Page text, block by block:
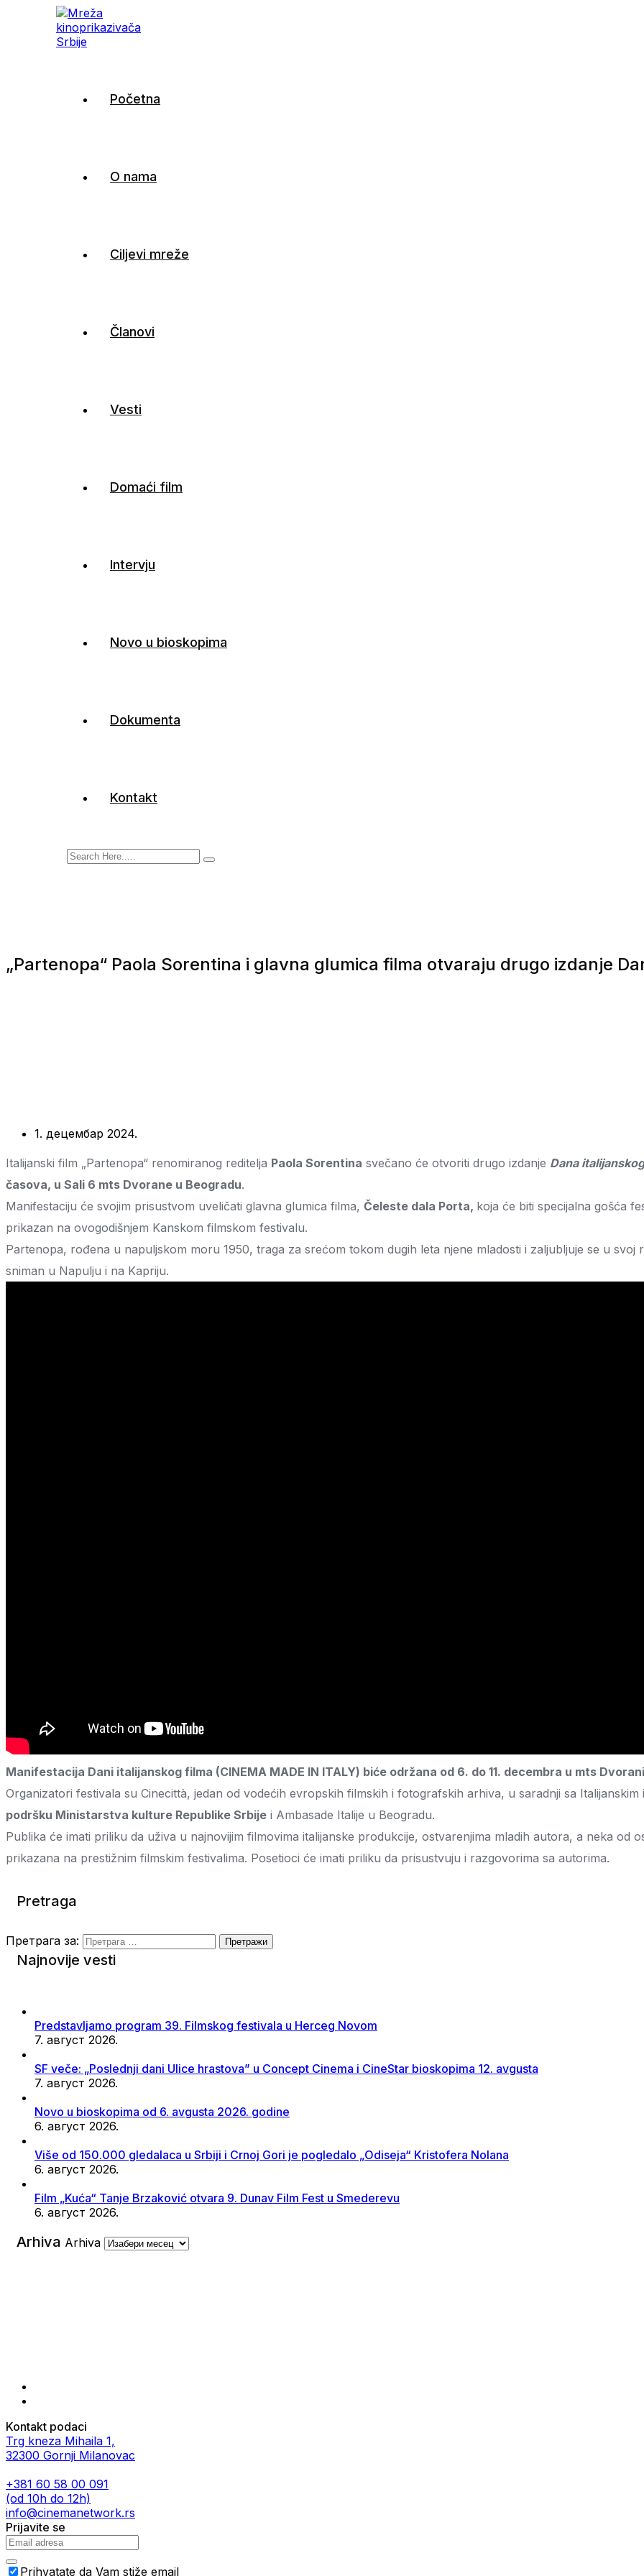
Početna
O nama
Ciljevi mreže
Članovi
Vesti
Domaći film
Intervju
Novo u bioskopima
Dokumenta
Kontakt
„Partenopa“ Paola Sorentina i glavna glumica filma otvaraju drugo izdanje
1. децембар 2024.
Italijanski film „Partenopa“ renomiranog reditelja Paola Sorentina svečano će otvoriti drugo izdanje Dana
časova, u Sali 6 mts Dvorane u Beogradu.
Manifestaciju će svojim prisustvom uveličati glavna glumica filma, Čeleste dala Porta, koja će biti specijalna gošća
prikazan na ovogodišnjem Kanskom filmskom festivalu.
Partenopa, rođena u napuljskom moru 1950, traga za srećom tokom dugih leta njene mladosti i zaljubljuje se u svoj
sniman u Napulju i na Kapriju.
Manifestacija Dani italijanskog filma (CINEMA MADE IN ITALY) biće održana od 6. do 11. decembra u mts
Organizatori festivala su Cinecittà, jedan od vodećih evropskih filmskih i fotografskih arhiva, u saradnji sa
podršku Ministarstva kulture Republike Srbije i Ambasade Italije u Beogradu.
Publika će imati priliku da uživa u najnovijim filmovima italijanske produkcije, ostvarenjima mladih autora, a neka od
prikazana na prestižnim filmskim festivalima. Posetioci će imati priliku da prisustvuju i razgovorima sa autorima.
Pretraga
Претрага за:
Najnovije vesti
Predstavljamo program 39. Filmskog festivala u Herceg Novom
7. август 2026.
SF veče: „Poslednji dani Ulice hrastova” u Concept Cinema i CineStar bioskopima 12. avgusta
7. август 2026.
Novo u bioskopima od 6. avgusta 2026. godine
6. август 2026.
Više od 150.000 gledalaca u Srbiji i Crnoj Gori je pogledalo „Odiseja“ Kristofera Nolana
6. август 2026.
Film „Kuća“ Tanje Brzaković otvara 9. Dunav Film Fest u Smederevu
6. август 2026.
Arhiva Arhiva
Kontakt podaci
Trg kneza Mihaila 1,
32300 Gornji Milanovac
+381 60 58 00 091
(od 10h do 12h)
info@cinemanetwork.rs
Prijavite se
Prihvatate da Vam stiže email